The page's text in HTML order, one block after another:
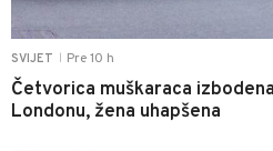
SVIJET Pre 10 h
Četvorica muškaraca
Londonu, žena uhapšena